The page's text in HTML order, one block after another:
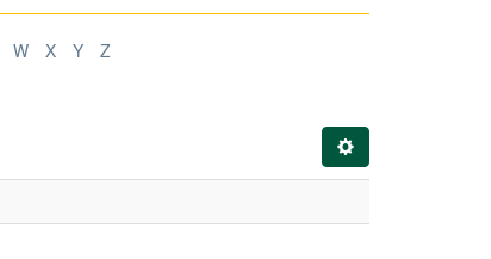
W X Y
Z